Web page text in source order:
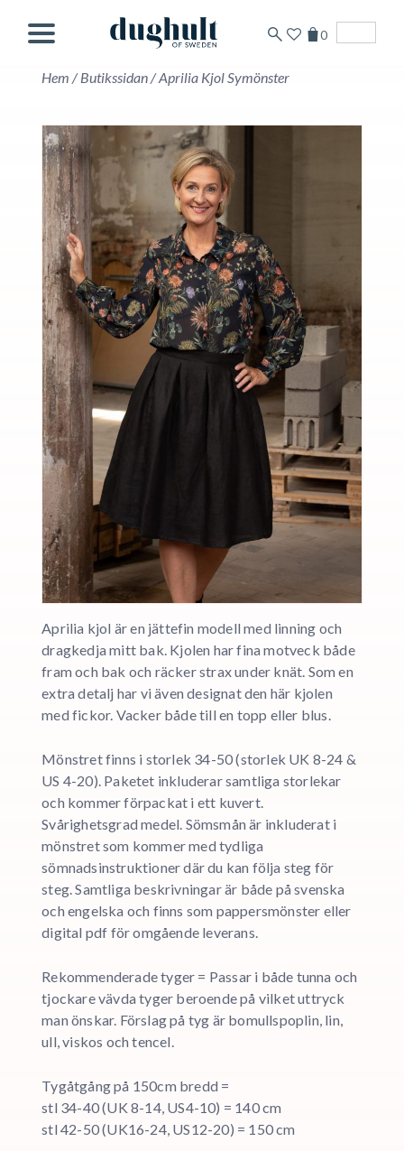
0
Hem /Butikssidan/Aprilia Kjol Symönster
Aprilia kjol är en jättefin modell med linning och
dragkedja mitt bak. Kjolen har fina motveck både
fram och bak och räcker strax under knät. Som en
extra detalj har vi även designat den här kjolen
med fickor. Vacker både till en topp eller blus.
Mönstret finns i storlek 34-50 (storlek UK 8-24 &
US 4-20). Paketet inkluderar samtliga storlekar
och kommer förpackat i ett kuvert.
Svårighetsgrad medel. Sömsmån är inkluderat i
mönstret som kommer med tydliga
sömnadsinstruktioner där du kan följa steg för
steg. Samtliga beskrivningar är både på svenska
och engelska och finns som pappersmönster eller
digital pdf för omgående leverans.
Rekommenderade tyger = Passar i både tunna och
tjockare vävda tyger beroende på vilket uttryck
man önskar. Förslag på tyg är bomullspoplin, lin,
ull, viskos och tencel.
Tygåtgång på 150cm bredd =
stl 34-40 (UK 8-14, US4-10) = 140 cm
stl 42-50 (UK16-24, US12-20) = 150 cm